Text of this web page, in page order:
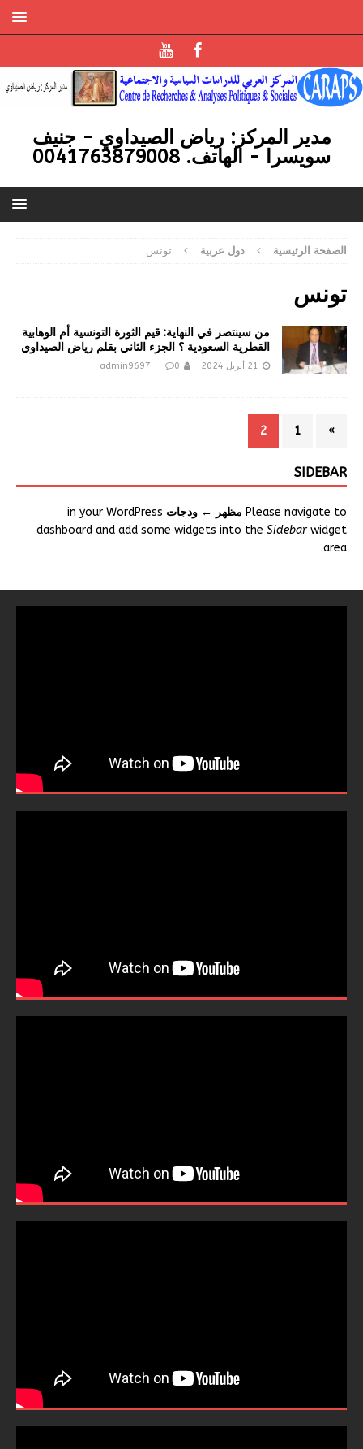
مدير المركز: رياض الصيداوي - جنيف
سويسرا - الهاتف. 0041763879008
الصفحة الرئيسية دول عربية تونس
تونس
من سينتصر في النهاية: قيم الثورة التونسية أم الوهابية
القطرية السعودية ؟ الجزء الثاني بقلم رياض الصيداوي
21 أبريل 2024 admin9697 0
»
1
2
SIDEBAR
Please navigate to مظهر ← ودجات in your WordPress
dashboard and add some widgets into the Sidebar widget
area.